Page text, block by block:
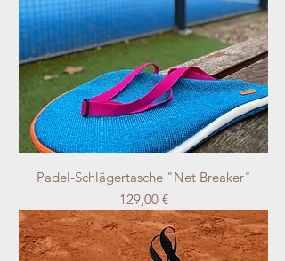
Padel-Schlägertasche "Net Breaker"
Preis
129,00 €